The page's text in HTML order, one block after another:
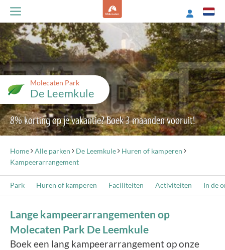
Molecaten Park
De Leemkule
8% korting op je vakantie? Boek 3 maanden vooruit!
Home Alle parken De Leemkule
Huren of kamperen
Kampeerarrangement
Park Huren of kamperen Faciliteiten Activiteiten In de
Lange kampeerarrangementen op
Molecaten Park De Leemkule
Boek een lang kampeerarrangement op onze